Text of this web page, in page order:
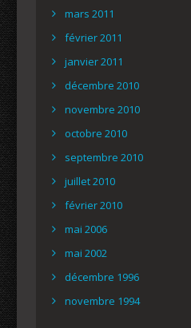
mars 2011
février 2011
janvier 2011
décembre 2010
novembre 2010
octobre 2010
septembre 2010
juillet 2010
février 2010
mai 2006
mai 2002
décembre 1996
novembre 1994